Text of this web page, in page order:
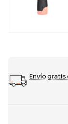
Envío gratis